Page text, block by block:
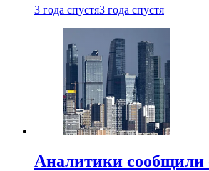
3 года спустя3 года спустя
Аналитики сообщили